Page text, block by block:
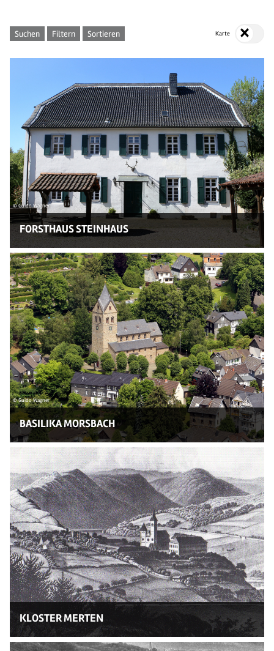
Suchen Filtern Sortieren Karte
© Guido Wagner
FORSTHAUS STEINHAUS
© Guido Wagner
BASILIKA MORSBACH
KLOSTER MERTEN